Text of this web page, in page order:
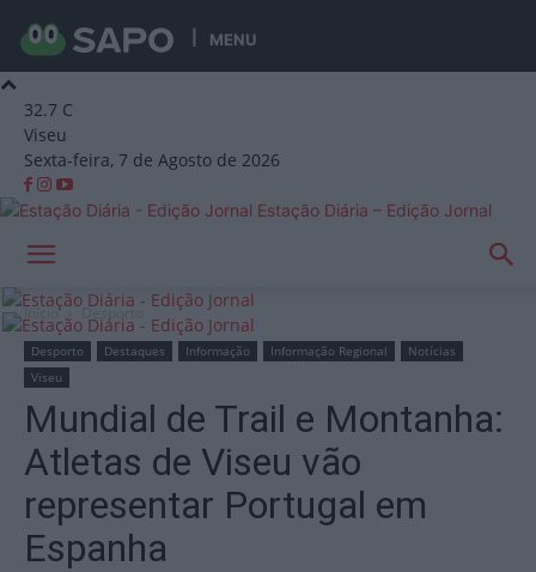
MENU
32.7 C
Viseu
Sexta-feira, 7 de Agosto de 2026
Estação Diária – Edição Jornal
Início Desporto
Desporto Destaques Informação Informação Regional
Notícias
Viseu
Mundial de Trail e Montanha:
Atletas de Viseu vão
representar Portugal em
Espanha